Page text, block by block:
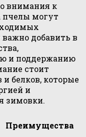
внимания к
пчелы могут
добавить в
и поддержанию
стоит
белков, которые
и
зимовки.
Преимущества